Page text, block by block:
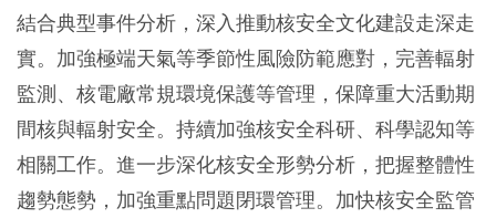
結合典型事件分析，深入推動核安全文化建設走深走
實。加強極端天氣等季節性風險防範應對，完善輻射
監測、核電廠常規環境保護等管理，保障重大活動期
間核與輻射安全。持續加強核安全科研、科學認知等
相關工作。進一步深化核安全形勢分析，把握整體性
趨勢態勢，加強重點問題閉環管理。加快核安全監管